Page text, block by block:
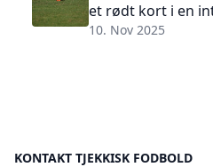
et rødt kort i en
10. Nov 2025
KONTAKT TJEKKISK FODBOLD